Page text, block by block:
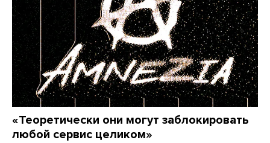
«Теоретически они могут заблокировать
любой сервис целиком»